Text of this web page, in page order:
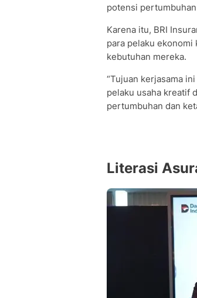
potensi
Karena itu, BRI
para pelaku
kebutuhan mereka.
“Tujuan kerjasama
pelaku usaha kreatif
pertumbuhan dan
Literasi